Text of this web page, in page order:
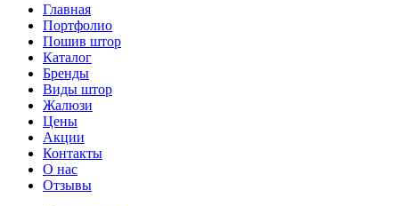
Главная
Портфолио
Пошив штор
Каталог
Бренды
Виды штор
Жалюзи
Цены
Акции
Контакты
О нас
Отзывы